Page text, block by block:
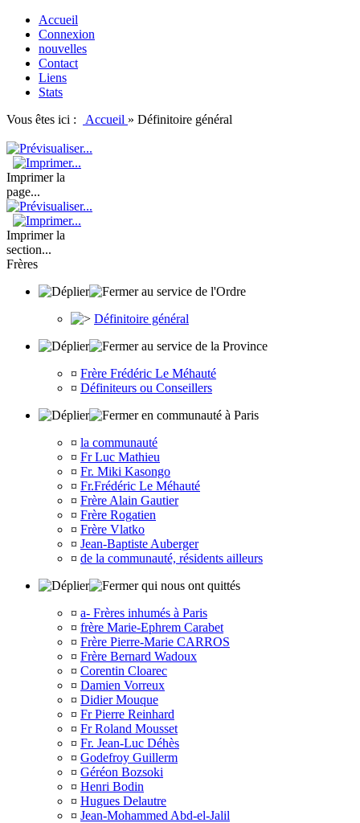
Accueil
Connexion
nouvelles
Contact
Liens
Stats
Vous êtes ici :
Accueil » Définitoire général
Imprimer la
page...
Imprimer la
section...
Frères
au service de l'Ordre
Définitoire général
au service de la Province
¤ Frère Frédéric Le Méhauté
¤ Définiteurs ou Conseillers
en communauté à Paris
¤ la communauté
¤ Fr Luc Mathieu
¤ Fr. Miki Kasongo
¤ Fr.Frédéric Le Méhauté
¤ Frère Alain Gautier
¤ Frère Rogatien
¤ Frère Vlatko
¤ Jean-Baptiste Auberger
¤ de la communauté, résidents ailleurs
qui nous ont quittés
¤ a- Frères inhumés à Paris
¤ frère Marie-Ephrem Carabet
¤ Frère Pierre-Marie CARROS
¤ Frère Bernard Wadoux
¤ Corentin Cloarec
¤ Damien Vorreux
¤ Didier Mouque
¤ Fr Pierre Reinhard
¤ Fr Roland Mousset
¤ Fr. Jean-Luc Déhès
¤ Godefroy Guillerm
¤ Géréon Bozsoki
¤ Henri Bodin
¤ Hugues Delautre
¤ Jean-Mohammed Abd-el-Jalil